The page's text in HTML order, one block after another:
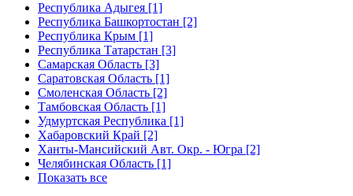
Республика Адыгея [1]
Республика Башкортостан [2]
Республика Крым [1]
Республика Татарстан [3]
Самарская Область [3]
Саратовская Область [1]
Смоленская Область [2]
Тамбовская Область [1]
Удмуртская Республика [1]
Хабаровский Край [2]
Ханты-Мансийский Авт. Окр. - Югра [2]
Челябинская Область [1]
Показать все